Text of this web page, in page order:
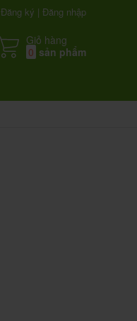
Đăng ký | Đăng nhập
Giỏ hàng
0 sản phẩm